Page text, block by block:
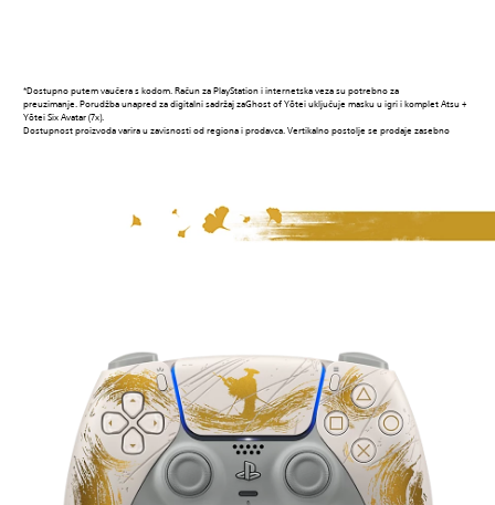
*Dostupno putem vaučera s kodom. Račun za PlayStation i internetska veza su potrebno za
preuzimanje. Porudžba unapred za digitalni sadržaj zaGhost of Yōtei uključuje masku u igri i komplet Atsu +
Yōtei Six Avatar (7x).
Dostupnost proizvoda varira u zavisnosti od regiona i prodavca. Vertikalno postolje se prodaje zasebno